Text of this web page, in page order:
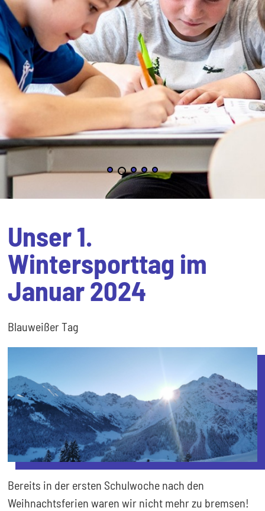
Unser 1.
Wintersporttag im
Januar 2024
Blauweißer Tag
Bereits in der ersten Schulwoche nach den
Weihnachtsferien waren wir nicht mehr zu bremsen!